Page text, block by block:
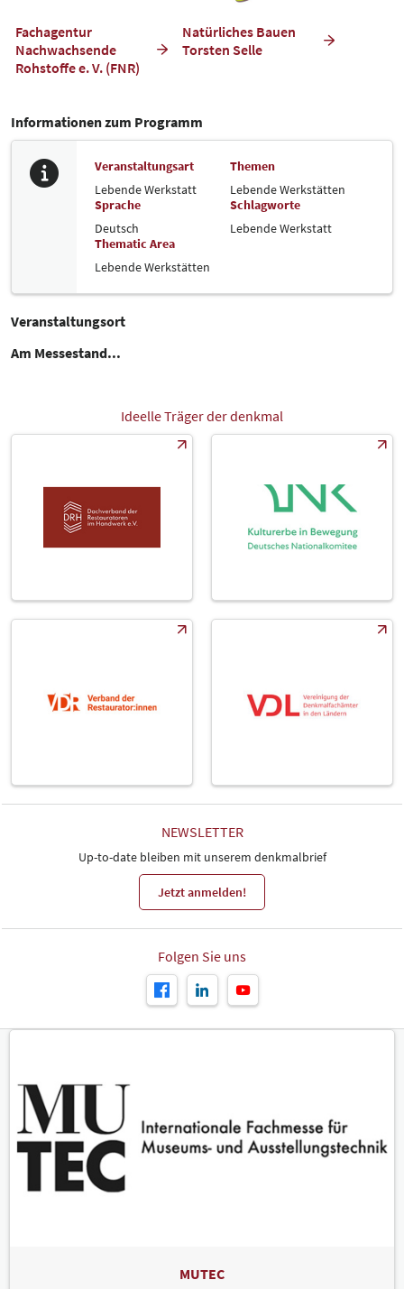
Fachagentur
Nachwachsende
Rohstoffe e. V. (FNR)
Natürliches Bauen
Torsten Selle
Informationen zum Programm
Veranstaltungsart
Lebende Werkstatt
Themen
Lebende Werkstätten
Sprache
Deutsch
Schlagworte
Lebende Werkstatt
Thematic Area
Lebende Werkstätten
Veranstaltungsort
Am Messestand...
Ideelle Träger der denkmal
NEWSLETTER
Up-to-date bleiben mit unserem denkmalbrief
Jetzt anmelden!
Folgen Sie uns
MUTEC